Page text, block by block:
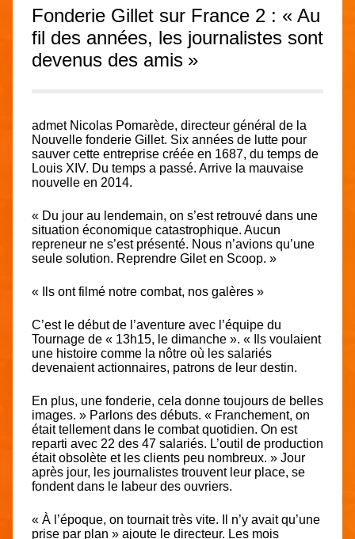
Fonderie Gillet sur France 2 : « Au
fil des années, les journalistes sont
devenus des amis »
admet Nicolas Pomarède, directeur général de la
Nouvelle fonderie Gillet. Six années de lutte pour
sauver cette entreprise créée en 1687, du temps de
Louis XIV. Du temps a passé. Arrive la mauvaise
nouvelle en 2014.
« Du jour au lendemain, on s’est retrouvé dans une
situation économique catastrophique. Aucun
repreneur ne s’est présenté. Nous n’avions qu’une
seule solution. Reprendre Gilet en Scoop. »
« Ils ont filmé notre combat, nos galères »
C’est le début de l’aventure avec l’équipe du
Tournage de « 13h15, le dimanche ». « Ils voulaient
une histoire comme la nôtre où les salariés
devenaient actionnaires, patrons de leur destin.
En plus, une fonderie, cela donne toujours de belles
images. » Parlons des débuts. « Franchement, on
était tellement dans le combat quotidien. On est
reparti avec 22 des 47 salariés. L’outil de production
était obsolète et les clients peu nombreux. » Jour
après jour, les journalistes trouvent leur place, se
fondent dans le labeur des ouvriers.
« À l’époque, on tournait très vite. Il n’y avait qu’une
prise par plan » ajoute le directeur. Les mois